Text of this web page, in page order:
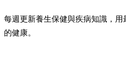
每週更新養生保健與疾病知識，用
的健康。